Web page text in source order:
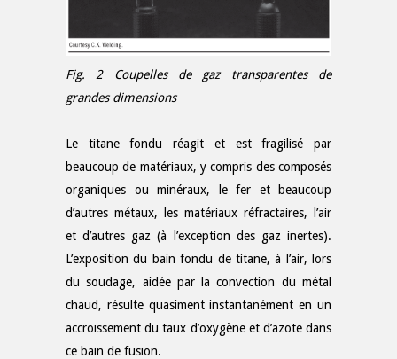
Fig. 2 Coupelles de gaz transparentes de
grandes dimensions
Le titane fondu réagit et est fragilisé par
beaucoup de matériaux, y compris des composés
organiques ou minéraux, le fer et beaucoup
d’autres métaux, les matériaux réfractaires, l’air
et d’autres gaz (à l’exception des gaz inertes).
L’exposition du bain fondu de titane, à l’air, lors
du soudage, aidée par la convection du métal
chaud, résulte quasiment instantanément en un
accroissement du taux d’oxygène et d’azote dans
ce bain de fusion.